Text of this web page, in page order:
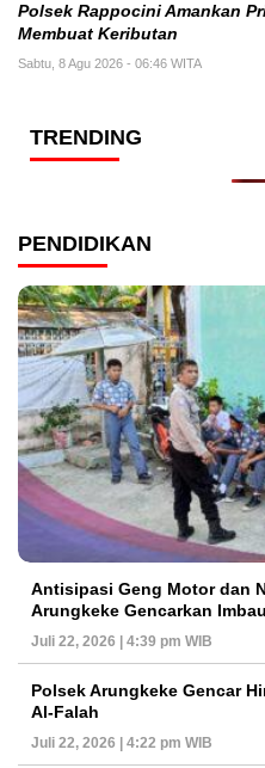
Polsek Rappocini Amankan
Membuat Keributan
Sabtu, 8 Agu 2026 - 06:46 WITA
TRENDING
PENDIDIKAN
Antisipasi Geng Motor dan
Arungkeke Gencarkan
Juli 22, 2026 | 4:39 pm WIB
Polsek Arungkeke Gencar
Al-Falah
Juli 22, 2026 | 4:22 pm WIB